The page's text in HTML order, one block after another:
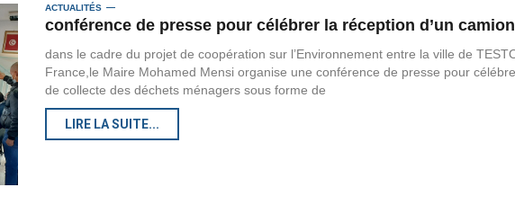
ACTUALITÉS
conférence de presse pour célébrer la réception d’un
dans le cadre du projet de coopération sur l’Environnement entre la ville de
France,le Maire Mohamed Mensi organise une conférence de presse pour
de collecte des déchets ménagers sous forme de
LIRE LA SUITE...